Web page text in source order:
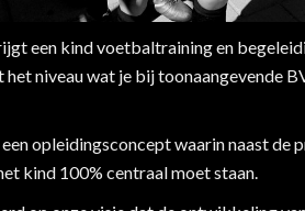
een kind voetbaltraining en
niveau wat je bij toonaangevende
opleidingsconcept waarin naast de
kind 100% centraal moet staan.